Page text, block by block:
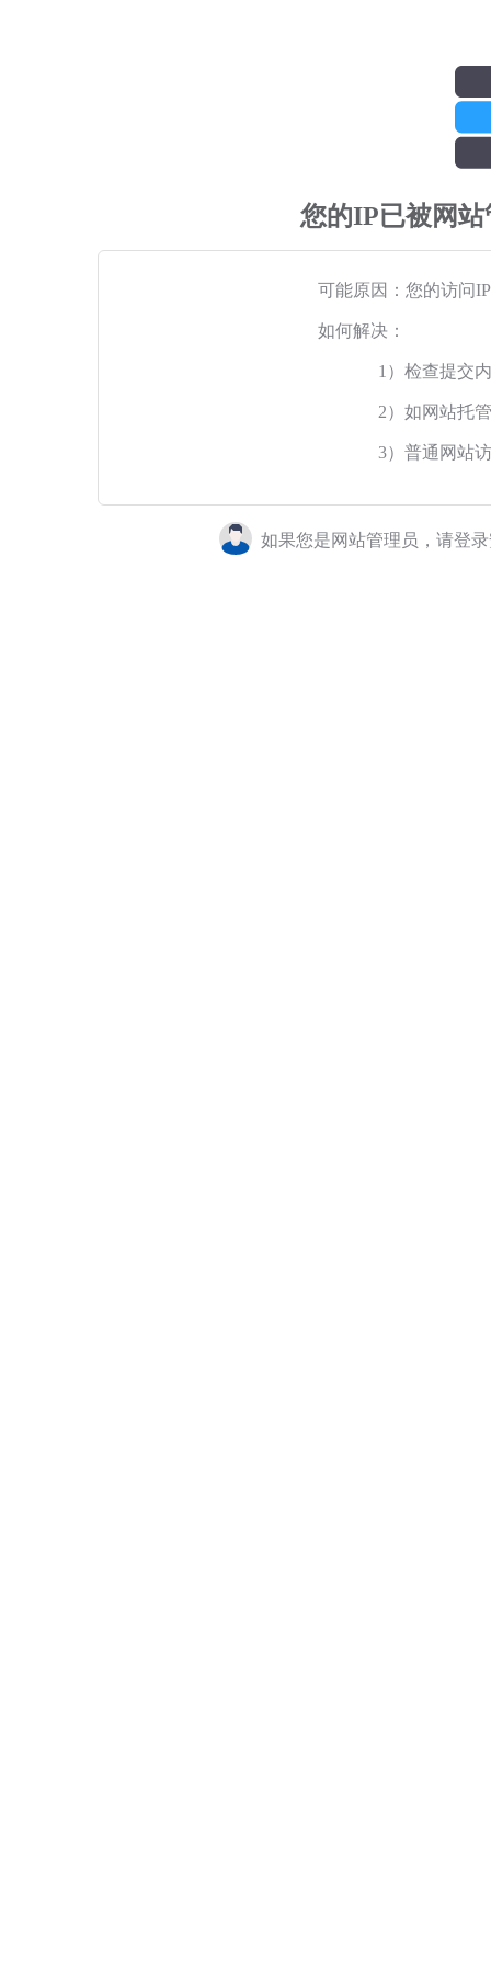
您的IP已被网
可能原因：您的访问
如何解决：
1）检查提交
2）如网站托
3）普通网站
如果您是网站管理员，请登